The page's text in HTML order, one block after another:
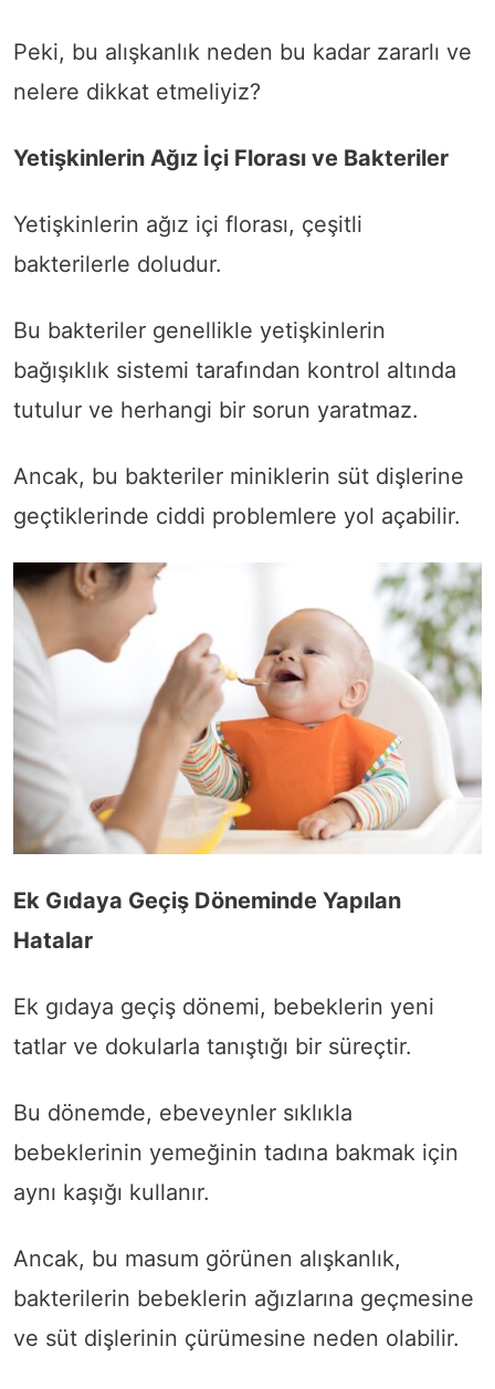
Peki, bu alışkanlık neden bu kadar zararlı ve
nelere dikkat etmeliyiz?
Yetişkinlerin Ağız İçi Florası ve Bakteriler
Yetişkinlerin ağız içi florası, çeşitli
bakterilerle doludur.
Bu bakteriler genellikle yetişkinlerin
bağışıklık sistemi tarafından kontrol altında
tutulur ve herhangi bir sorun yaratmaz.
Ancak, bu bakteriler miniklerin süt dişlerine
geçtiklerinde ciddi problemlere yol açabilir.
Ek Gıdaya Geçiş Döneminde Yapılan
Hatalar
Ek gıdaya geçiş dönemi, bebeklerin yeni
tatlar ve dokularla tanıştığı bir süreçtir.
Bu dönemde, ebeveynler sıklıkla
bebeklerinin yemeğinin tadına bakmak için
aynı kaşığı kullanır.
Ancak, bu masum görünen alışkanlık,
bakterilerin bebeklerin ağızlarına geçmesine
ve süt dişlerinin çürümesine neden olabilir.